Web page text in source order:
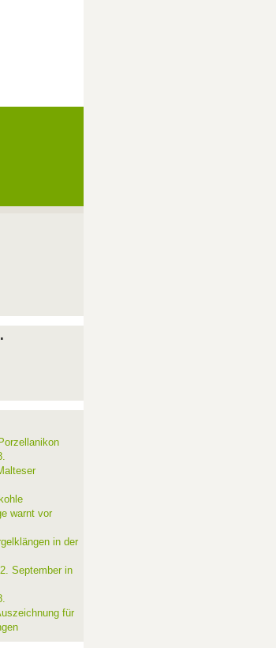
warnt vor
in der
September in
für